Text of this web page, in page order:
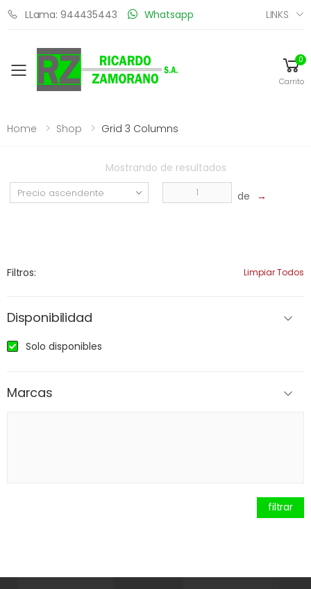
LLama: 944435443 Whatsapp LINKS
Toggle mobile menu
0
Carrito
Home Shop Grid 3 Columns
Mostrando de resultados
de →
Filtros: Limpiar Todos
Disponibilidad
Solo disponibles
Marcas
filtrar